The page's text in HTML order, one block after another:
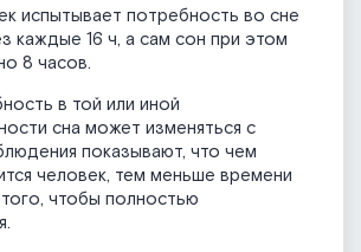
испытывает потребность во сне
каждые 16 ч, а сам сон при этом
8 часов.
в той или иной
сна может изменяться с
показывают, что чем
человек, тем меньше времени
чтобы полностью